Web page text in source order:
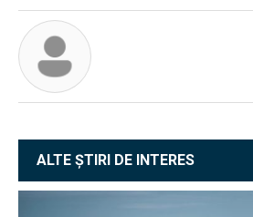
ALTE ȘTIRI DE INTERES